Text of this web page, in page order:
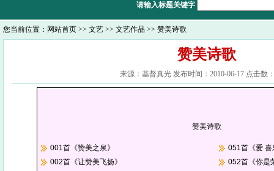
请输入标题关键字
您当前位置： 网站首页 >> 文艺 >> 文艺作品 >> 赞美诗歌
赞美诗歌
来源：基督真光 发布时间：2010-06-17 点击数
赞美诗歌
001首《赞美之泉》
002首《让赞美飞扬》
051首《爱 喜
052首《你是